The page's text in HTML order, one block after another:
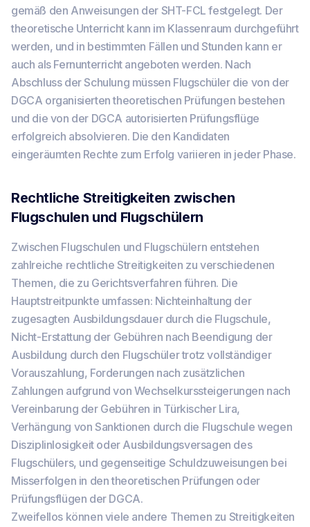
gemäß den Anweisungen der SHT-FCL festgelegt. Der
theoretische Unterricht kann im Klassenraum durchgeführt
werden, und in bestimmten Fällen und Stunden kann er
auch als Fernunterricht angeboten werden. Nach
Abschluss der Schulung müssen Flugschüler die von der
DGCA organisierten theoretischen Prüfungen bestehen
und die von der DGCA autorisierten Prüfungsflüge
erfolgreich absolvieren. Die den Kandidaten
eingeräumten Rechte zum Erfolg variieren in jeder Phase.
Rechtliche Streitigkeiten zwischen
Flugschulen und Flugschülern
Zwischen Flugschulen und Flugschülern entstehen
zahlreiche rechtliche Streitigkeiten zu verschiedenen
Themen, die zu Gerichtsverfahren führen. Die
Hauptstreitpunkte umfassen: Nichteinhaltung der
zugesagten Ausbildungsdauer durch die Flugschule,
Nicht-Erstattung der Gebühren nach Beendigung der
Ausbildung durch den Flugschüler trotz vollständiger
Vorauszahlung, Forderungen nach zusätzlichen
Zahlungen aufgrund von Wechselkurssteigerungen nach
Vereinbarung der Gebühren in Türkischer Lira,
Verhängung von Sanktionen durch die Flugschule wegen
Disziplinlosigkeit oder Ausbildungsversagen des
Flugschülers, und gegenseitige Schuldzuweisungen bei
Misserfolgen in den theoretischen Prüfungen oder
Prüfungsflügen der DGCA.
Zweifellos können viele andere Themen zu Streitigkeiten